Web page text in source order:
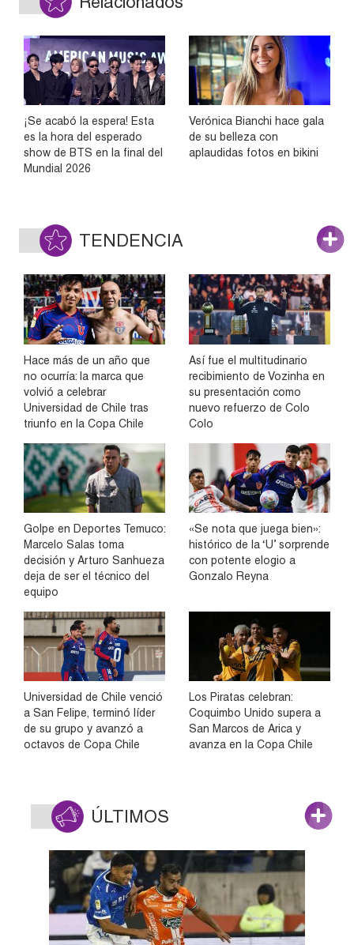
¡Se acabó la espera! Esta
es la hora del esperado
show de BTS en la final del
Mundial 2026
Verónica Bianchi hace gala
de su belleza con
aplaudidas fotos en bikini
TENDENCIA
Hace más de un año que
no ocurría: la marca que
volvió a celebrar
Universidad de Chile tras
triunfo en la Copa Chile
Así fue el multitudinario
recibimiento de Vozinha en
su presentación como
nuevo refuerzo de Colo
Colo
Golpe en Deportes Temuco:
Marcelo Salas toma
decisión y Arturo Sanhueza
deja de ser el técnico del
equipo
«Se nota que juega bien»:
histórico de la ‘U’ sorprende
con potente elogio a
Gonzalo Reyna
Universidad de Chile venció
a San Felipe, terminó líder
de su grupo y avanzó a
octavos de Copa Chile
Los Piratas celebran:
Coquimbo Unido supera a
San Marcos de Arica y
avanza en la Copa Chile
ÚLTIMOS